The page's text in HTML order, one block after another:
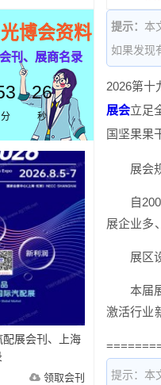
提示： 本
如果发现
2026第十
展会立足
国坚果果
展会
自
展企业多
展区
本届
激活行业
提示：本
博会资料
刊、展商名录
分
26
秒
配展会刊、上海
领取会刊